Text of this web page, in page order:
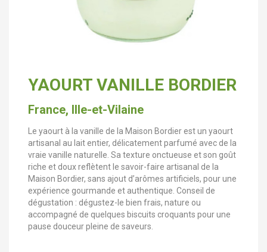
YAOURT VANILLE BORDIER
France, Ille-et-Vilaine
Le yaourt à la vanille de la Maison Bordier est un yaourt
artisanal au lait entier, délicatement parfumé avec de la
vraie vanille naturelle. Sa texture onctueuse et son goût
riche et doux reflètent le savoir-faire artisanal de la
Maison Bordier, sans ajout d’arômes artificiels, pour une
expérience gourmande et authentique. Conseil de
dégustation : dégustez-le bien frais, nature ou
accompagné de quelques biscuits croquants pour une
pause douceur pleine de saveurs.